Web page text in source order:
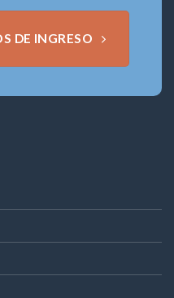
DE INGRESO